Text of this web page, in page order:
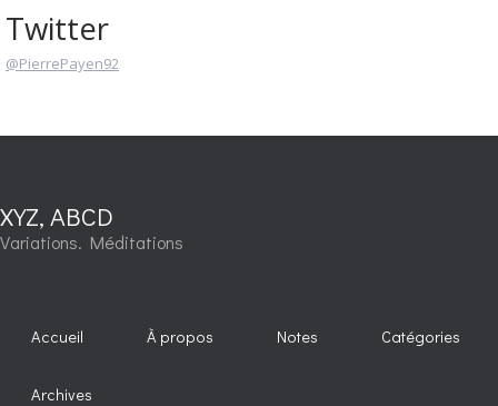
Twitter
@PierrePayen92
XYZ, ABCD
Variations. Méditations
Accueil À propos Notes Catégories
Archives